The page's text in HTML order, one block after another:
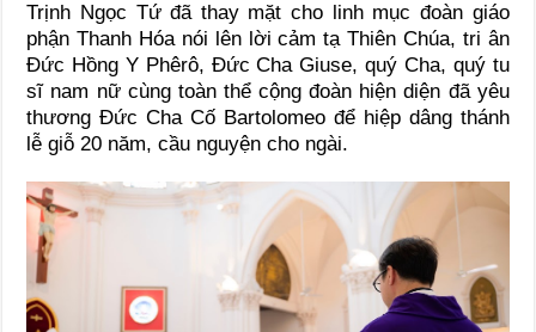
Trịnh Ngọc Tứ đã thay mặt cho linh mục đoàn giáo
phận Thanh Hóa nói lên lời cảm tạ Thiên Chúa, tri ân
Đức Hồng Y Phêrô, Đức Cha Giuse, quý Cha, quý tu
sĩ nam nữ cùng toàn thể cộng đoàn hiện diện đã yêu
thương Đức Cha Cố Bartolomeo để hiệp dâng thánh
lễ giỗ 20 năm, cầu nguyện cho ngài.